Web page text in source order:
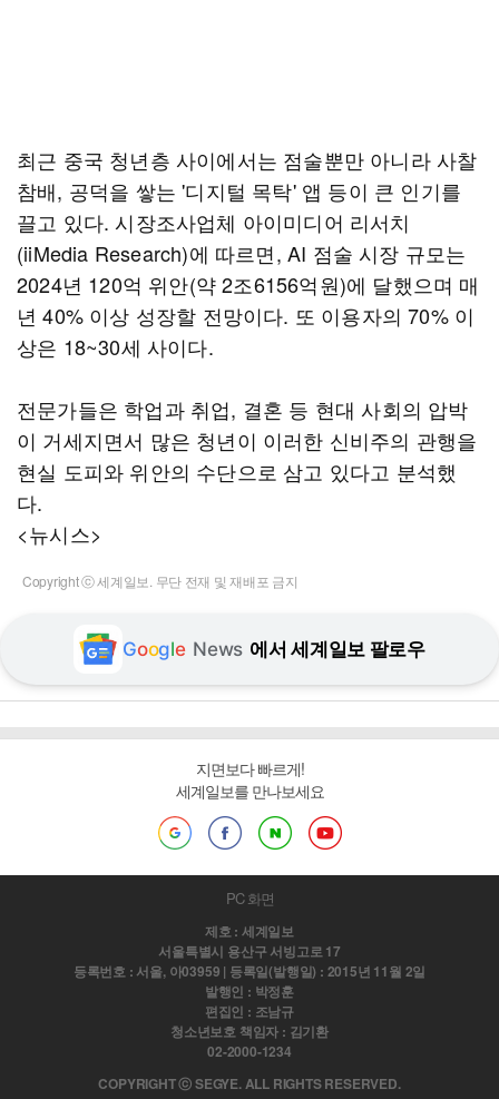
최근 중국 청년층 사이에서는 점술뿐만 아니라 사찰
참배, 공덕을 쌓는 '디지털 목탁' 앱 등이 큰 인기를
끌고 있다. 시장조사업체 아이미디어 리서치
(iiMedia Research)에 따르면, AI 점술 시장 규모는
2024년 120억 위안(약 2조6156억원)에 달했으며 매
년 40% 이상 성장할 전망이다. 또 이용자의 70% 이
상은 18~30세 사이다.
전문가들은 학업과 취업, 결혼 등 현대 사회의 압박
이 거세지면서 많은 청년이 이러한 신비주의 관행을
현실 도피와 위안의 수단으로 삼고 있다고 분석했
다.
<뉴시스>
Copyright ⓒ 세계일보. 무단 전재 및 재배포 금지
Google News 에서 세계일보 팔로우
지면보다 빠르게!
세계일보를 만나보세요
PC 화면
제호 : 세계일보
서울특별시 용산구 서빙고로 17
등록번호 : 서울, 아03959 | 등록일(발행일) : 2015년 11월 2일
발행인 : 박정훈
편집인 : 조남규
청소년보호 책임자 : 김기환
02-2000-1234
COPYRIGHT ⓒ SEGYE. ALL RIGHTS RESERVED.